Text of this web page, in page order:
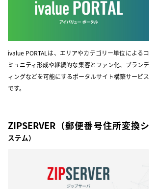
ivalue PORTALは、エリアやカテゴリー単位によるコ
ミュニティ形成や継続的な集客とファン化、ブランデ
ィングなどを可能にするポータルサイト構築サービス
です。
ZIPSERVER （郵便番号住所変換シ
ステム）